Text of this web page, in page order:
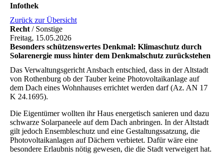
Infothek
Zurück zur Übersicht
Recht / Sonstige
Freitag, 15.05.2026
Besonders schützenswertes Denkmal: Klimaschutz durch
Solarenergie muss hinter dem Denkmalschutz zurückstehen
Das Verwaltungsgericht Ansbach entschied, dass in der Altstadt
von Rothenburg ob der Tauber keine Photovoltaikanlage auf
dem Dach eines Wohnhauses errichtet werden darf (Az. AN 17
K 24.1695).
Die Eigentümer wollten ihr Haus energetisch sanieren und dazu
schwarze Solarpaneele auf dem Dach anbringen. In der Altstadt
gilt jedoch Ensembleschutz und eine Gestaltungssatzung, die
Photovoltaikanlagen auf Dächern verbietet. Dafür wäre eine
besondere Erlaubnis nötig gewesen, die die Stadt verweigert hat.